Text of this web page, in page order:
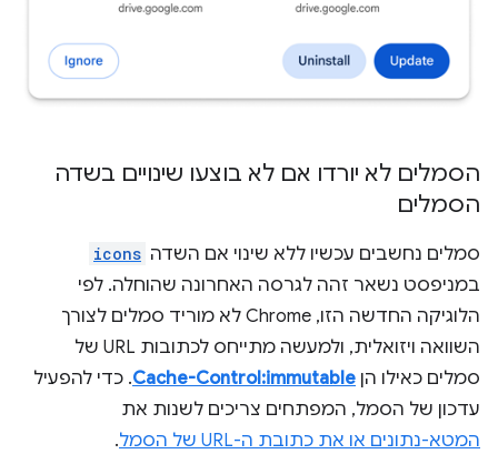
הסמלים לא יורדו אם לא בוצעו שינויים בשדה
הסמלים
סמלים נחשבים עכשיו ללא שינוי אם השדה icons
במניפסט נשאר זהה לגרסה האחרונה שהוחלה. לפי
הלוגיקה החדשה הזו, Chrome לא מוריד סמלים לצורך
השוואה ויזואלית, ולמעשה מתייחס לכתובות URL של
סמלים כאילו הן Cache-Control:immutable. כדי להפעיל
עדכון של הסמל, המפתחים צריכים לשנות את
המטא-נתונים או את כתובת ה-URL של הסמל
.